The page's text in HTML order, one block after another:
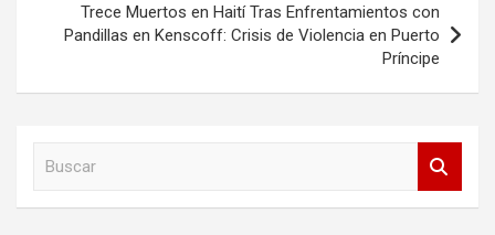
Trece Muertos en Haití Tras Enfrentamientos con
Pandillas en Kenscoff: Crisis de Violencia en Puerto
Príncipe